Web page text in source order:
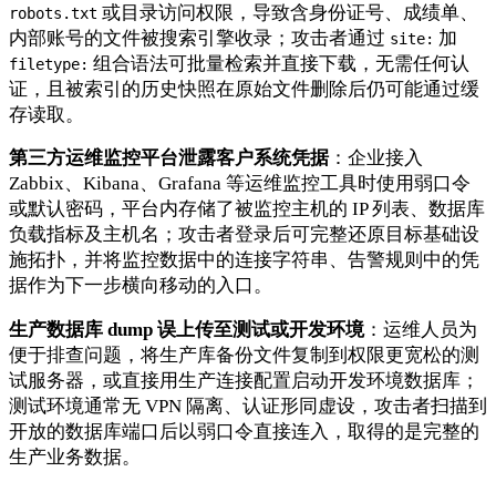
robots.txt 或目录访问权限，导致含身份证号、成绩单、
内部账号的文件被搜索引擎收录；攻击者通过 site: 加
filetype: 组合语法可批量检索并直接下载，无需任何认
证，且被索引的历史快照在原始文件删除后仍可能通过缓
存读取。
第三方运维监控平台泄露客户系统凭据：企业接入
Zabbix、Kibana、Grafana 等运维监控工具时使用弱口令
或默认密码，平台内存储了被监控主机的 IP 列表、数据库
负载指标及主机名；攻击者登录后可完整还原目标基础设
施拓扑，并将监控数据中的连接字符串、告警规则中的凭
据作为下一步横向移动的入口。
生产数据库 dump 误上传至测试或开发环境：运维人员为
便于排查问题，将生产库备份文件复制到权限更宽松的测
试服务器，或直接用生产连接配置启动开发环境数据库；
测试环境通常无 VPN 隔离、认证形同虚设，攻击者扫描到
开放的数据库端口后以弱口令直接连入，取得的是完整的
生产业务数据。